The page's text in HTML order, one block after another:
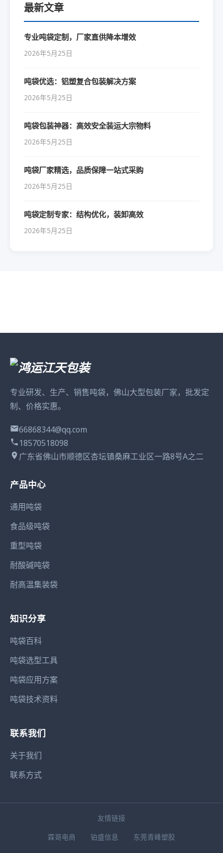
最新文章
专业吨袋定制，厂家直供降本增效
2026年5月25日
吨袋优选：铝塑复合包装解决方案
2026年5月25日
吨袋包装神器：高效安全装运大宗物料
2026年5月25日
吨袋厂家精选，品质保障一站式采购
2026年5月25日
吨袋定制专家：结构优化，装卸高效
2026年5月25日
专业研发、生产、销售吨袋，佛山大型包装厂家，批发定
制、价格实惠。
66868344@qq.com
18570518098
广东省佛山市顺德区杏坛镇桑麻工业区一路8号A之二
产品中心
通用吨袋
食品级吨袋
重型吨袋
耐酸碱吨袋
耐高温集装袋
知识分享
吨袋百科
吨袋选型工具
吨袋应用方案
吨袋技术资料
联系我们
关于我们
联系方式
友情链接
霖哥电商
铂盛信息 东莞青峰塑胶